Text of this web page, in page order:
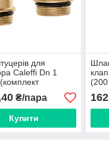
для
Caleffi Dn 1
₴/пара
Купити
(200